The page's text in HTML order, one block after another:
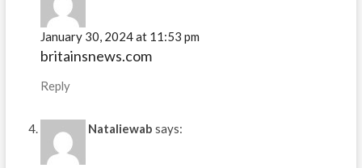
January 30, 2024 at 11:53 pm
britainsnews.com
Reply
Nataliewab says: